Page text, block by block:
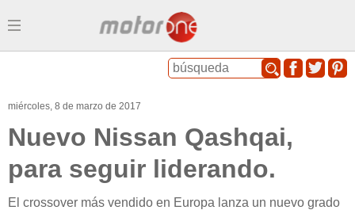
Menu
miércoles, 8 de marzo de 2017
Nuevo Nissan Qashqai,
para seguir liderando.
El crossover más vendido en Europa lanza un nuevo grado